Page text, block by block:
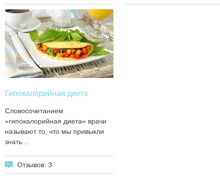
Гипокалорийная диета
Словосочетанием
«гипокалорийная диета» врачи
называют то, что мы привыкли
знать…
Отзывов: 3